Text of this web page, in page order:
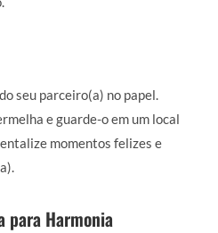
seu parceiro(a) no papel.
e guarde-o em um local
momentos felizes e
para Harmonia